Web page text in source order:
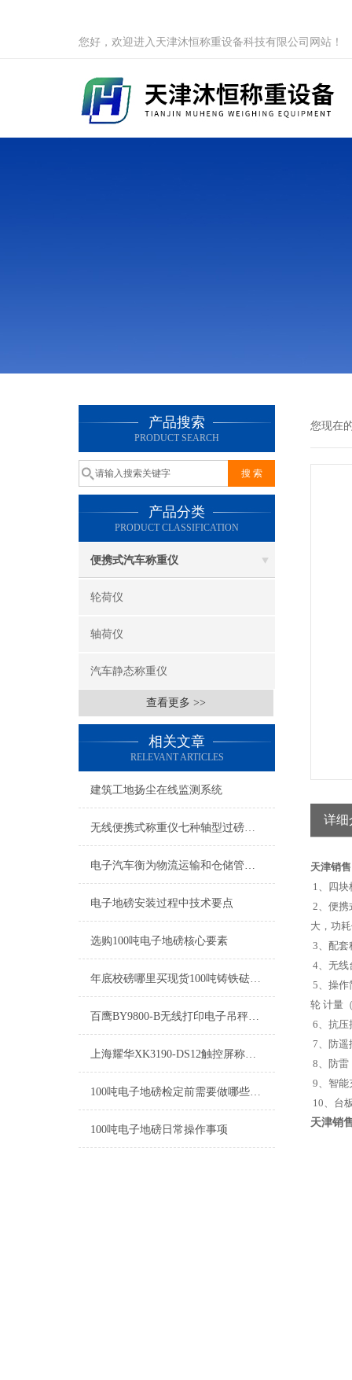
您好，欢迎进入天津沐恒称重设备科技有限公司网站！
产品搜索
PRODUCT SEARCH
产品分类
PRODUCT CLASSIFICATION
便携式汽车称重仪
轮荷仪
轴荷仪
汽车静态称重仪
查看更多 >>
相关文章
RELEVANT ARTICLES
建筑工地扬尘在线监测系统
无线便携式称重仪七种轴型过磅可选模式
电子汽车衡为物流运输和仓储管理提供了便利和效率
电子地磅安装过程中技术要点
选购100吨电子地磅核心要素
年底校磅哪里买现货100吨铸铁砝码？
百鹰BY9800-B无线打印电子吊秤标定方法
上海耀华XK3190-DS12触控屏称重仪表有哪些功能？
100吨电子地磅检定前需要做哪些准备工作
100吨电子地磅日常操作事项
您现在
详细
天津销
1、四
2、便携
大，功
3、配套
4、无线
5、操作
轮 计量
6、抗压
7、防遥
8、防雷
9、智能
10、台
天津销